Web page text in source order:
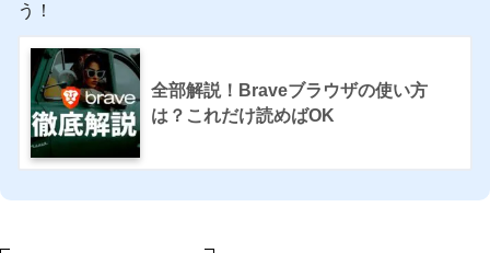
う！
全部解説！Braveブラウザの使い方
は？これだけ読めばOK